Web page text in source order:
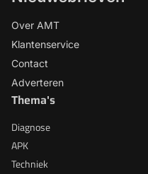
Over AMT
Klantenservice
Contact
Adverteren
Thema's
Diagnose
APK
Techniek